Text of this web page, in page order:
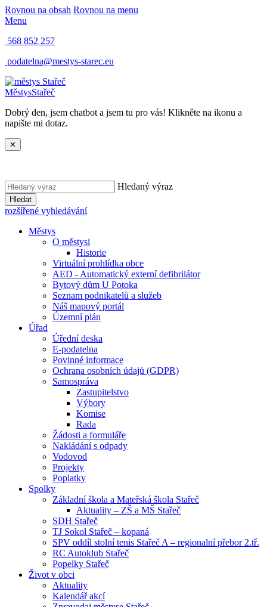
Rovnou na obsah Rovnou na menu
Menu
568 852 257
podatelna@mestys-starec.eu
MěstysStařeč
Dobrý den, jsem chatbot a jsem tu pro vás! Klikněte na ikonu a
napište mi dotaz.
✕
Hledaný výraz
Hledat
rozšířené vyhledávání
Městys
O městysi
Historie
Virtuální prohlídka obce
AED - Automatický externí defibrilátor
Bytový dům U Potoka
Seznam podnikatelů a služeb
Náš mapový portál
Územní plán
Úřad
Úřední deska
E-podatelna
Povinné informace
Ochrana osobních údajů (GDPR)
Samospráva
Zastupitelstvo
Výbory
Komise
Rada
Žádosti a formuláře
Nakládání s odpady
Vodovod
Projekty
Poplatky
Spolky
Základní škola a Mateřská škola Stařeč
Aktuality – ZŠ a MŠ Stařeč
SDH Stařeč
TJ Sokol Stařeč – kopaná
SPV oddíl stolní tenis Stařeč A – regionalní přebor 2.tř.
RC Autoklub Stařeč
Popelky Stařeč
Život v obci
Aktuality
Kalendář akcí